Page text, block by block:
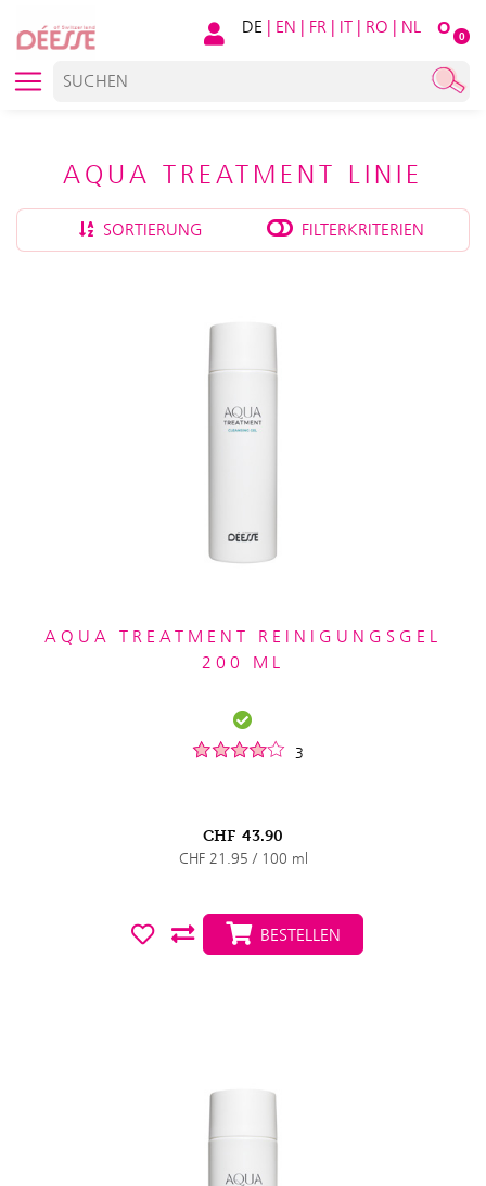
O 0
DE | EN | FR | IT | RO | NL
AQUA TREATMENT LINIE
SORTIERUNG FILTERKRITERIEN
AQUA TREATMENT REINIGUNGSGEL
200 ML
3
CHF 43.90
CHF 21.95 / 100 ml
BESTELLEN